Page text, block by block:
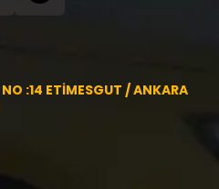
:14 ETİMESGUT / ANKARA